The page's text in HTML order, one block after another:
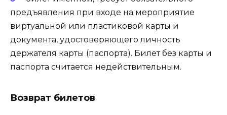
предъявления при входе на мероприятие
виртуальной или пластиковой карты и
документа, удостоверяющего личность
держателя карты (паспорта). Билет без карты и
паспорта считается недействительным.
Возврат билетов